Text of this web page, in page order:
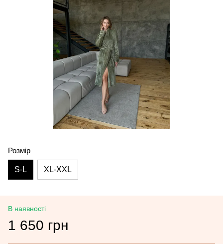
Розмір
S-L XL-XXL
В наявності
1 650 грн